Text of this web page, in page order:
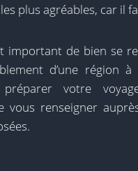
plus agréables, car il
important de bien se
d’une région à
votre
vous renseigner